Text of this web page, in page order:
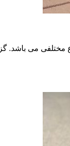
مختلفی می